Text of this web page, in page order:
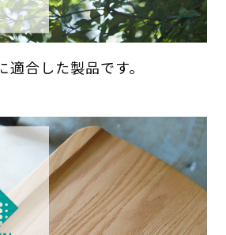
合した製品です。